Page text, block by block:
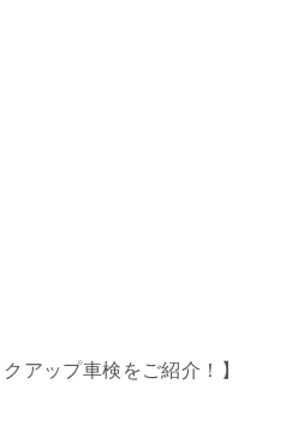
クアップ車検をご紹介！】